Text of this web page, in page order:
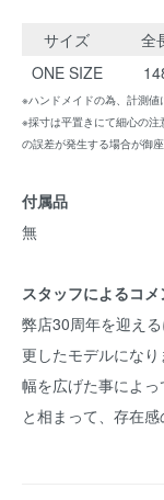
サイズ 全
ONE SIZE
※ハンドメイドの為、計測
※採寸は平置きにて細心の
の誤差が発生する場合が御
付属品
無
スタッフによるコメ
弊店30周年を迎え
更したモデルになり
幅を広げた事によ
と相まって、存在